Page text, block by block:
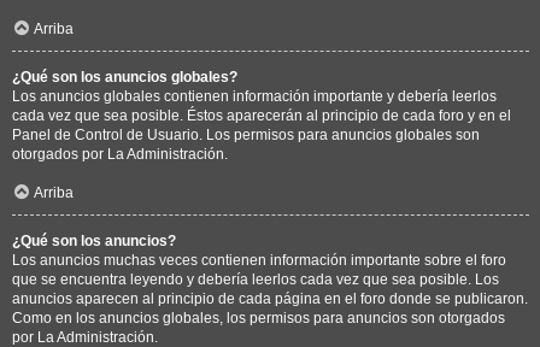
Arriba
¿Qué son los anuncios globales?
Los anuncios globales contienen información importante y debería leerlos
cada vez que sea posible. Éstos aparecerán al principio de cada foro y en el
Panel de Control de Usuario. Los permisos para anuncios globales son
otorgados por La Administración.
Arriba
¿Qué son los anuncios?
Los anuncios muchas veces contienen información importante sobre el foro
que se encuentra leyendo y debería leerlos cada vez que sea posible. Los
anuncios aparecen al principio de cada página en el foro donde se publicaron.
Como en los anuncios globales, los permisos para anuncios son otorgados
por La Administración.